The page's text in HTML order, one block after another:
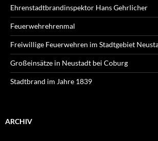
Ehrenstadtbrandinspektor Hans Gehrlicher
Feuerwehrehrenmal
Freiwillige Feuerwehren im Stadtgebiet
Großeinsätze in Neustadt bei Coburg
Stadtbrand im Jahre 1839
ARCHIV